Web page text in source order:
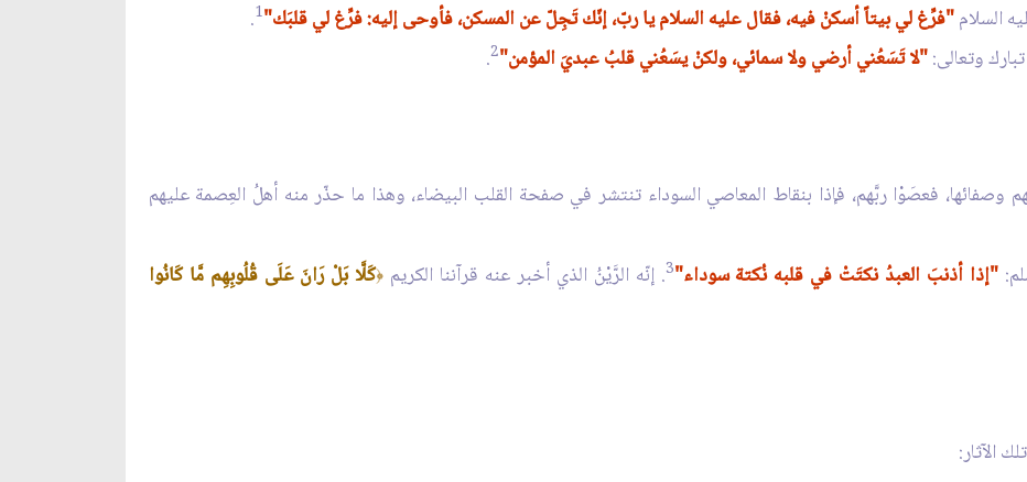
السلام"فرِّغ لي بيتاً أسكنْ فيه، فقال عليه السلام يا ربّ، إنّك تَجِلّ عن المسكن، فأوحى إليه: فرِّغ لي قلبَك"1
.
وتعالى:"لا تَسَعُني أرضي ولا سمائي، ولكنْ يسَعُني قلبُ عبديَ المؤمن"2
.
وصفائها، فعصَوْا ربَّهم، فإذا بنقاط المعاصي السوداء تنتشر في صفحة القلب البيضاء، وهذا ما حذّر منه أهلُ العِصمة عليهم
"إذا أذنبَ العبدُ نكتَتْ في قلبه نُكتة سوداء"3. إنّه الرَّيْنُ الذي أخبر عنه قرآننا الكريم ﴿كَلَّا بَلْ رَانَ عَلَى قُلُوبِهِم مَّا كَانُوا
الآثار: